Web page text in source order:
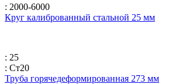
: 2000-6000
Круг калиброванный стальной 25 мм
: 25
: Ст20
Труба горячедеформированная 273 мм